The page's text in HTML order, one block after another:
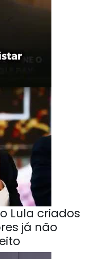
Lula criados
já não